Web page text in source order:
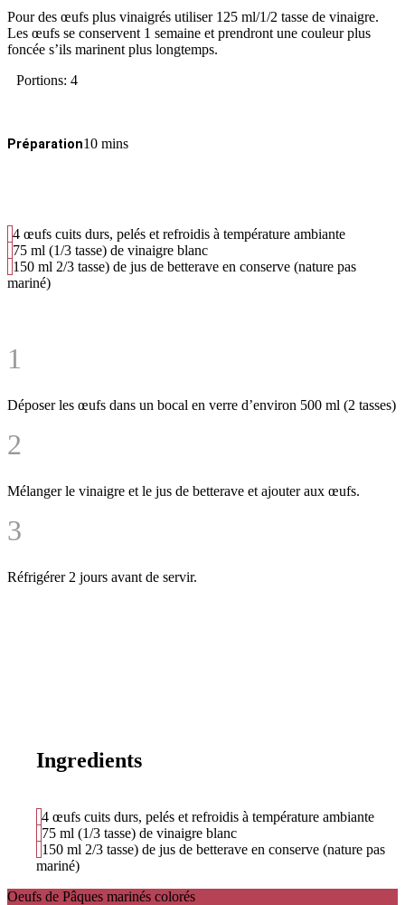
Pour des œufs plus vinaigrés utiliser 125 ml/1/2 tasse de vinaigre.
Les œufs se conservent 1 semaine et prendront une couleur plus
foncée s’ils marinent plus longtemps.
Portions: 4
Préparation10 mins
4 œufs cuits durs, pelés et refroidis à température ambiante
75 ml (1/3 tasse) de vinaigre blanc
150 ml 2/3 tasse) de jus de betterave en conserve (nature pas
mariné)
1
Déposer les œufs dans un bocal en verre d’environ 500 ml (2 tasses)
2
Mélanger le vinaigre et le jus de betterave et ajouter aux œufs.
3
Réfrigérer 2 jours avant de servir.
Ingredients
4 œufs cuits durs, pelés et refroidis à température ambiante
75 ml (1/3 tasse) de vinaigre blanc
150 ml 2/3 tasse) de jus de betterave en conserve (nature pas
mariné)
Oeufs de Pâques marinés colorés